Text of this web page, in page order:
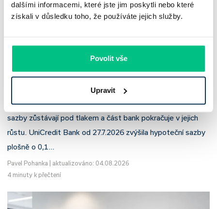
dalšími informacemi, které jste jim poskytli nebo které
získali v důsledku toho, že používáte jejich služby.
Povolit vše
Upravit
UniCredit Bank od 27.7.2026 zdražuje
prodloužila slevu do 6.9.2026
Český hypoteční trh na konci července 2026 potvrzuje, že
sazby zůstávají pod tlakem a část bank pokračuje v jejich
růstu. UniCredit Bank od 27.7.2026 zvýšila hypoteční sazby
plošně o 0,1…
Pavel Pohanka
aktualizováno: 04.08.2026
4 minuty k přečtení